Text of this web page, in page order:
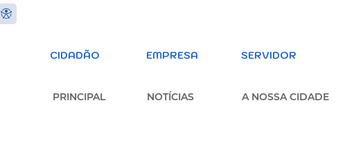
CIDADÃO EMPRESA SERVIDOR
PRINCIPAL NOTÍCIAS A NOSSA CIDADE